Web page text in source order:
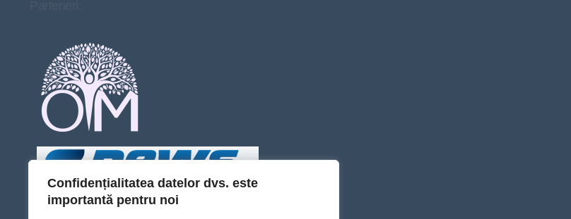
Confidențialitatea datelor dvs. este
importantă pentru noi